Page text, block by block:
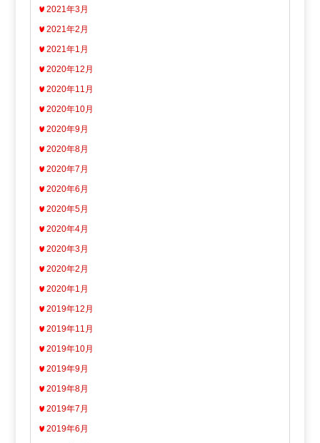
2021年3月
2021年2月
2021年1月
2020年12月
2020年11月
2020年10月
2020年9月
2020年8月
2020年7月
2020年6月
2020年5月
2020年4月
2020年3月
2020年2月
2020年1月
2019年12月
2019年11月
2019年10月
2019年9月
2019年8月
2019年7月
2019年6月